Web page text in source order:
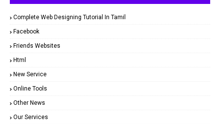
Complete Web Designing Tutorial In Tamil
Facebook
Friends Websites
Html
New Service
Online Tools
Other News
Our Services